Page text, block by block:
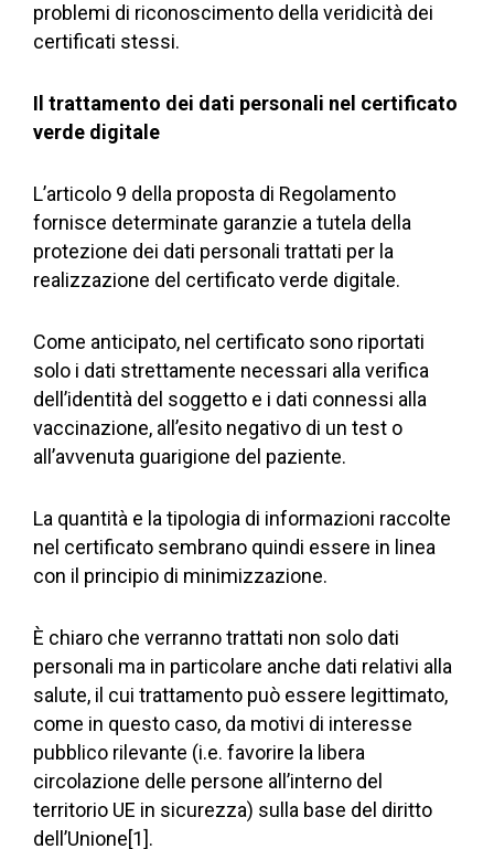
problemi di riconoscimento della veridicità dei
certificati stessi.
Il trattamento dei dati personali nel certificato
verde digitale
L’articolo 9 della proposta di Regolamento
fornisce determinate garanzie a tutela della
protezione dei dati personali trattati per la
realizzazione del certificato verde digitale.
Come anticipato, nel certificato sono riportati
solo i dati strettamente necessari alla verifica
dell’identità del soggetto e i dati connessi alla
vaccinazione, all’esito negativo di un test o
all’avvenuta guarigione del paziente.
La quantità e la tipologia di informazioni raccolte
nel certificato sembrano quindi essere in linea
con il principio di minimizzazione.
È chiaro che verranno trattati non solo dati
personali ma in particolare anche dati relativi alla
salute, il cui trattamento può essere legittimato,
come in questo caso, da motivi di interesse
pubblico rilevante (i.e. favorire la libera
circolazione delle persone all’interno del
territorio UE in sicurezza) sulla base del diritto
dell’Unione[1].